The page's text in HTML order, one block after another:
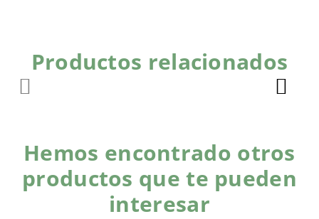
Productos relacionados
Hemos encontrado otros
productos que te pueden
interesar